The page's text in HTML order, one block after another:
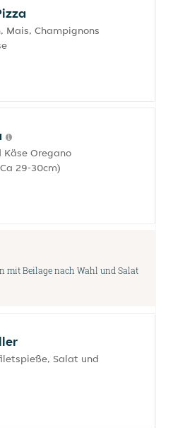
Mais, Champignons
Käse Oregano
29-30cm)
mit Beilage nach Wahl und Salat
Salat und